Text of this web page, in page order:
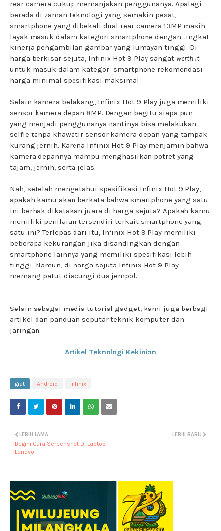
rear camera cukup memanjakan penggunanya. Apalagi
berada di zaman teknologi yang semakin pesat,
smartphone yang dibekali dual rear camera 13MP masih
layak masuk dalam kategori smartphone dengan tingkat
kinerja pengambilan gambar yang lumayan tinggi. Di
harga berkisar sejuta, Infinix Hot 9 Play sangat worth it
untuk masuk dalam kategori smartphone rekomendasi
harga minimal spesifikasi maksimal.
Selain kamera belakang, Infinix Hot 9 Play juga memiliki
sensor kamera depan 8MP. Dengan begitu siapa pun
yang menjadi penggunanya nantinya bisa melakukan
selfie tanpa khawatir sensor kamera depan yang tampak
kurang jernih. Karena Infinix Hot 9 Play menjamin bahwa
kamera depannya mampu menghasilkan potret yang
tajam, jernih, serta jelas.
Nah, setelah mengetahui spesifikasi Infinix Hot 9 Play,
apakah kamu akan berkata bahwa smartphone yang satu
ini berhak dikatakan juara di harga sejuta? Apakah kamu
memiliki penilaian tersendiri terkait smartphone yang
satu ini? Terlepas dari itu, Infinix Hot 9 Play memiliki
beberapa kekurangan jika disandingkan dengan
smartphone lainnya yang memiliki spesifikasi lebih
tinggi. Namun, di harga sejuta Infinix Hot 9 Play
memang patut diacungi dua jempol.
Selain sebagai media tutorial gadget, kami juga berbagi
artikel dan panduan seputar teknik komputer dan
jaringan.
Artikel Teknologi Kekinian
giat Android Infinix
LEBIH BARU
LEBIH LAMA
Begini Cara Screenshot Di Laptop
Lenovo